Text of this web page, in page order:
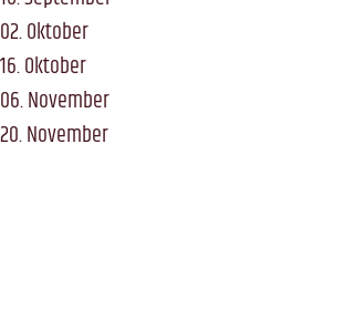
02. Oktober
16. Oktober
06. November
20. November